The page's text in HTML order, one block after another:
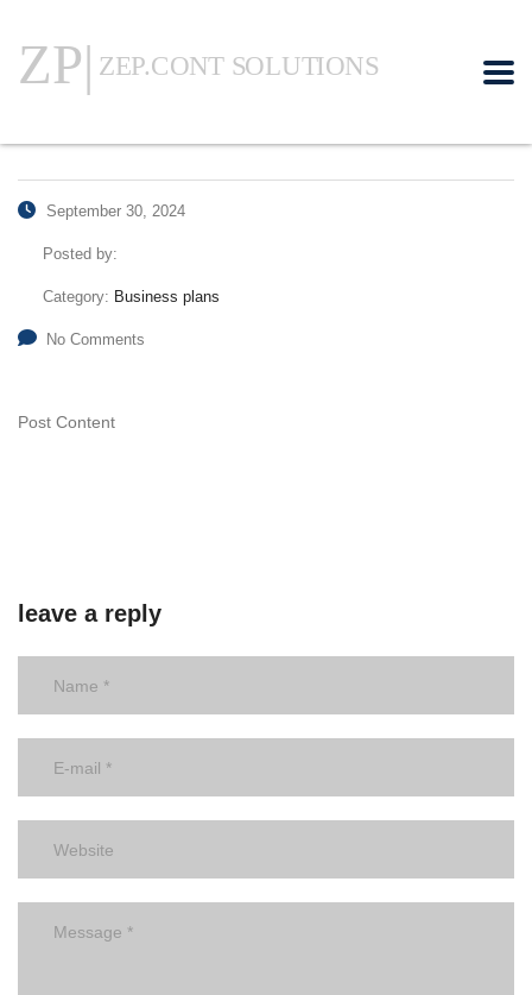
September 30, 2024
Posted by:
Category: Business plans
No Comments
Post Content
leave a reply